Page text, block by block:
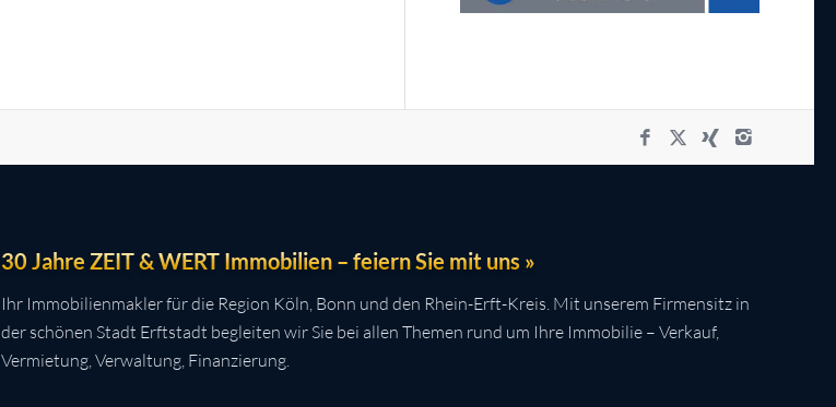
30 Jahre ZEIT & WERT Immobilien – feiern Sie mit uns »
Ihr Immobilienmakler für die Region Köln, Bonn und den Rhein-Erft-Kreis. Mit unserem Firmensitz in
der schönen Stadt Erftstadt begleiten wir Sie bei allen Themen rund um Ihre Immobilie – Verkauf,
Vermietung, Verwaltung, Finanzierung.